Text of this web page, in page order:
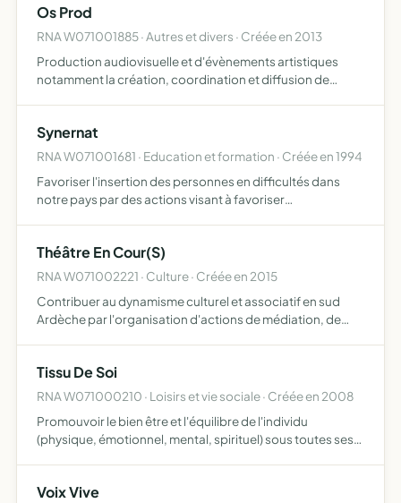
Os Prod
RNA W071001885 · Autres et divers · Créée en 2013
Production audiovisuelle et d'évènements artistiques
notamment la création, coordination et diffusion de
Synernat
RNA W071001681 · Education et formation · Créée en 1994
Favoriser l'insertion des personnes en difficultés dans
notre pays par des actions visant à favoriser
développement concret des proj…
Théâtre En Cour(S)
RNA W071002221 · Culture · Créée en 2015
Contribuer au dynamisme culturel et associatif en sud
Ardèche par l'organisation d'actions de médiation, de
la …
Tissu De Soi
RNA W071000210 · Loisirs et vie sociale · Créée en 2008
Promouvoir le bien être et l'équilibre de l'individu
(physique, émotionnel, mental, spirituel) sous toutes ses
Voix Vive